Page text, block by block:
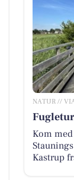
NATUR //
Kom
Kastrup